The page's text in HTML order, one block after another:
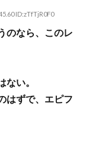
ID:zTfTjR0F0
のなら、このレ
い。
はずで、エピフ